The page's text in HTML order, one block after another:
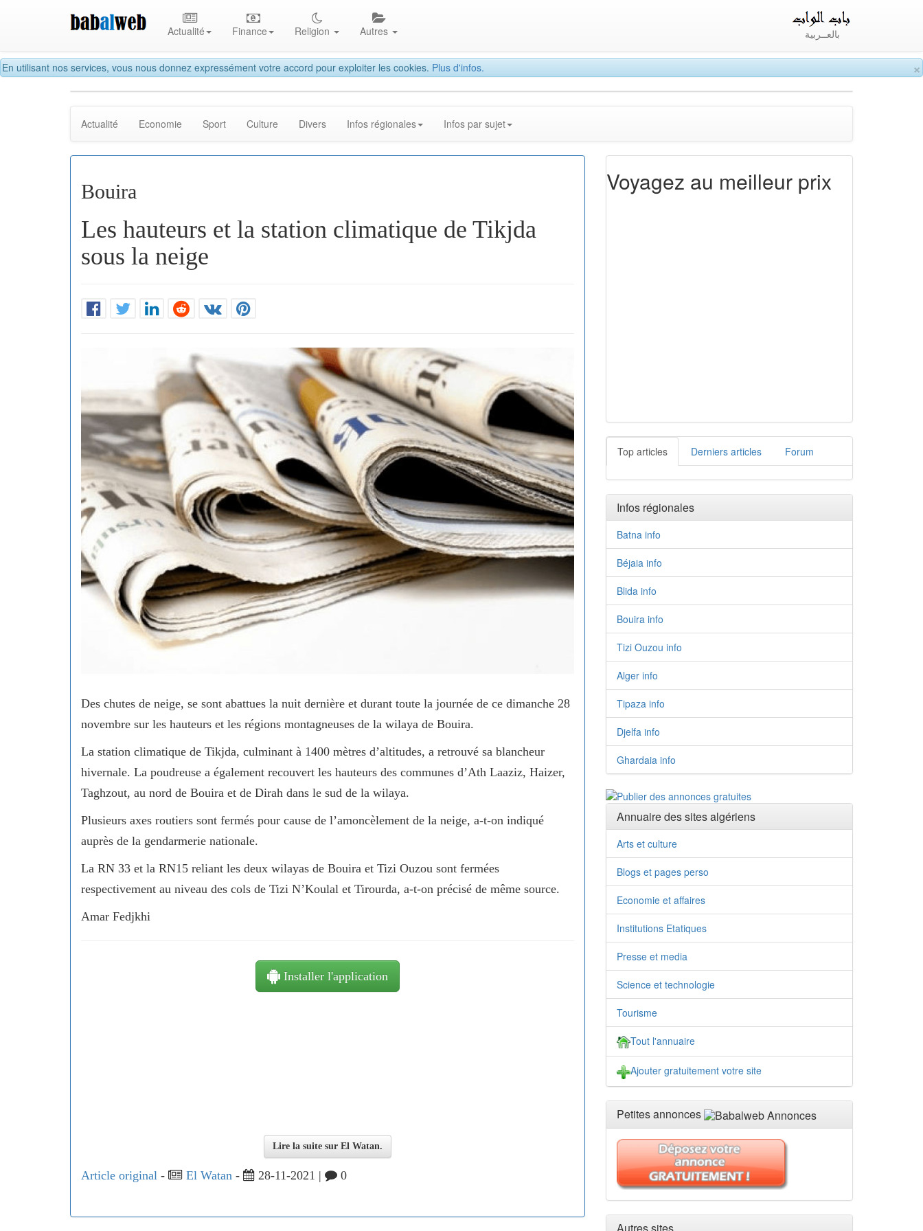
×
En utilisant nos services, vous nous donnez expressément votre accord pour exploiter les cookies. Plus d'infos.
Actualité Finance Religion Autres بالعــربية
Actualité Economie Sport Culture Divers Infos régionales Infos par sujet
Bouira
Les hauteurs et la station climatique de Tikjda
sous la neige
Des chutes de neige, se sont abattues la nuit dernière et durant toute la journée de ce dimanche 28
novembre sur les hauteurs et les régions montagneuses de la wilaya de Bouira.
La station climatique de Tikjda, culminant à 1400 mètres d’altitudes, a retrouvé sa blancheur
hivernale. La poudreuse a également recouvert les hauteurs des communes d’Ath Laaziz, Haizer,
Taghzout, au nord de Bouira et de Dirah dans le sud de la wilaya.
Plusieurs axes routiers sont fermés pour cause de l’amoncèlement de la neige, a-t-on indiqué
auprès de la gendarmerie nationale.
La RN 33 et la RN15 reliant les deux wilayas de Bouira et Tizi Ouzou sont fermées
respectivement au niveau des cols de Tizi N’Koulal et Tirourda, a-t-on précisé de même source.
Amar Fedjkhi
Installer l'application
Lire la suite sur El Watan.
Article original - El Watan - 28-11-2021 | 0
Voyagez au meilleur prix
Top articles Derniers articles Forum
Infos régionales
Batna info
Béjaia info
Blida info
Bouira info
Tizi Ouzou info
Alger info
Tipaza info
Djelfa info
Ghardaia info
Annuaire des sites algériens
Arts et culture
Blogs et pages perso
Economie et affaires
Institutions Etatiques
Presse et media
Science et technologie
Tourisme
Tout l'annuaire
Ajouter gratuitement votre site
Petites annonces
Autres sites